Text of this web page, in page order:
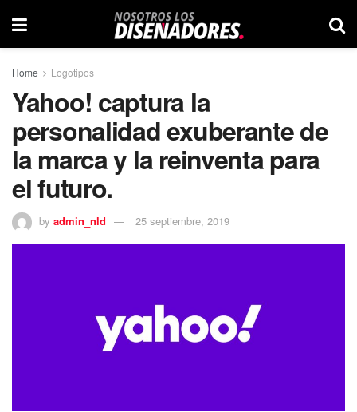
Home Logotipos
Yahoo! captura la
personalidad exuberante de
la marca y la reinventa para
el futuro.
by admin_nld 25 septiembre, 2019